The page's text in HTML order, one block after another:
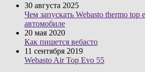
30 августа 2025
Чем запускать Webasto thermo top
автомобиле
20 мая 2020
Как пишется вебасто
11 сентября 2019
Webasto Air Top Evo 55